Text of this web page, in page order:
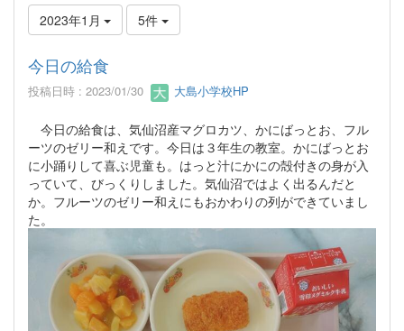
2023年1月 5件
今日の給食
投稿日時 : 2023/01/30 大島小学校HP
今日の給食は、気仙沼産マグロカツ、かにばっとお、フル
ーツのゼリー和えです。今日は３年生の教室。かにばっとお
に小踊りして喜ぶ児童も。はっと汁にかにの殻付きの身が入
っていて、びっくりしました。気仙沼ではよく出るんだと
か。フルーツのゼリー和えにもおかわりの列ができていまし
た。